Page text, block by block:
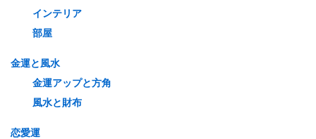
インテリア
部屋
金運と風水
金運アップと方角
風水と財布
恋愛運